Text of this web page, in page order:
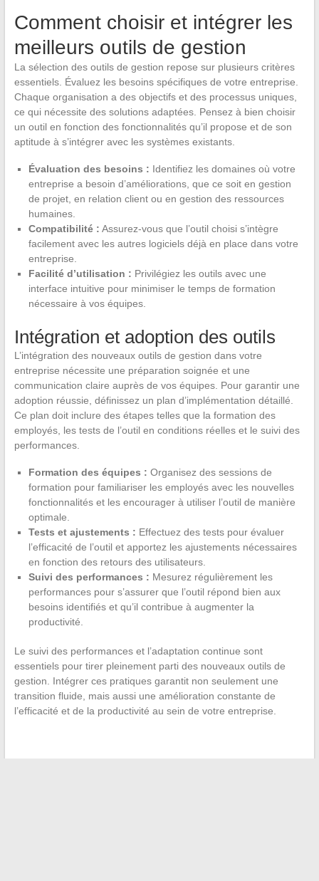
Comment choisir et intégrer les
meilleurs outils de gestion
La sélection des outils de gestion repose sur plusieurs critères
essentiels. Évaluez les besoins spécifiques de votre entreprise.
Chaque organisation a des objectifs et des processus uniques,
ce qui nécessite des solutions adaptées. Pensez à bien choisir
un outil en fonction des fonctionnalités qu’il propose et de son
aptitude à s’intégrer avec les systèmes existants.
Évaluation des besoins : Identifiez les domaines où votre
entreprise a besoin d’améliorations, que ce soit en gestion
de projet, en relation client ou en gestion des ressources
humaines.
Compatibilité : Assurez-vous que l’outil choisi s’intègre
facilement avec les autres logiciels déjà en place dans votre
entreprise.
Facilité d’utilisation : Privilégiez les outils avec une
interface intuitive pour minimiser le temps de formation
nécessaire à vos équipes.
Intégration et adoption des outils
L’intégration des nouveaux outils de gestion dans votre
entreprise nécessite une préparation soignée et une
communication claire auprès de vos équipes. Pour garantir une
adoption réussie, définissez un plan d’implémentation détaillé.
Ce plan doit inclure des étapes telles que la formation des
employés, les tests de l’outil en conditions réelles et le suivi des
performances.
Formation des équipes : Organisez des sessions de
formation pour familiariser les employés avec les nouvelles
fonctionnalités et les encourager à utiliser l’outil de manière
optimale.
Tests et ajustements : Effectuez des tests pour évaluer
l’efficacité de l’outil et apportez les ajustements nécessaires
en fonction des retours des utilisateurs.
Suivi des performances : Mesurez régulièrement les
performances pour s’assurer que l’outil répond bien aux
besoins identifiés et qu’il contribue à augmenter la
productivité.
Le suivi des performances et l’adaptation continue sont
essentiels pour tirer pleinement parti des nouveaux outils de
gestion. Intégrer ces pratiques garantit non seulement une
transition fluide, mais aussi une amélioration constante de
l’efficacité et de la productivité au sein de votre entreprise.